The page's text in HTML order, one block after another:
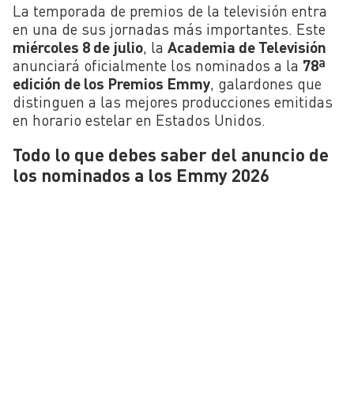
La temporada de premios de la televisión entra
en una de sus jornadas más importantes. Este
miércoles 8 de julio , la Academia de Televisión
anunciará oficialmente los nominados a la 78ª
edición de los Premios Emmy , galardones que
distinguen a las mejores producciones emitidas
en horario estelar en Estados Unidos.
Todo lo que debes saber del anuncio de
los nominados a los Emmy 2026